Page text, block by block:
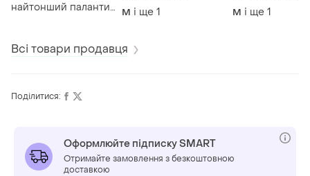
найтонший палантин
дизайнер
багатошаровий
кардиган кімоно
азійський стиль
M і ще 1
жакет арт деко
canton шовк
M і ще 1
Всі товари продавця
Поділитися:
Оформлюйте підписку SMART
Отримайте замовлення з безкоштовною
доставкою